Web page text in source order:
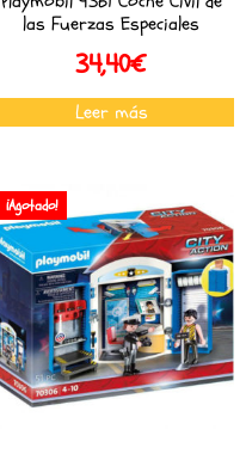
las Fuerzas Especiales
34,40€
Leer más
¡Agotado!